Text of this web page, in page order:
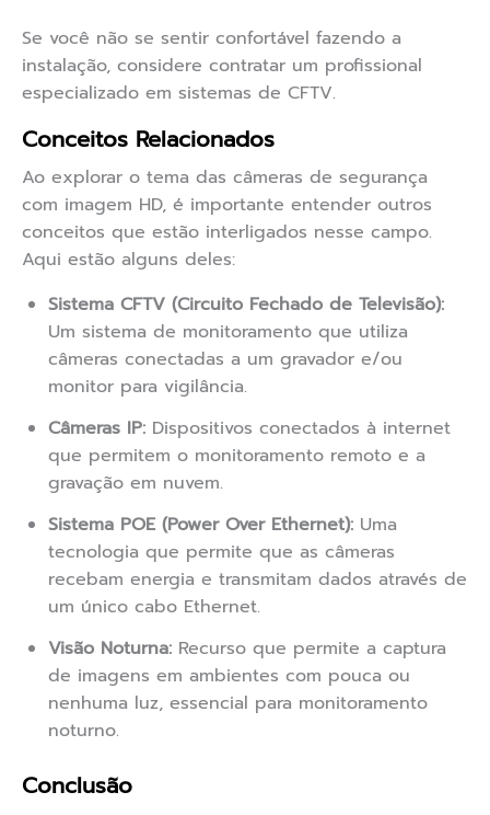
Se você não se sentir confortável fazendo a
instalação, considere contratar um profissional
especializado em sistemas de CFTV.
Conceitos Relacionados
Ao explorar o tema das câmeras de segurança
com imagem HD, é importante entender outros
conceitos que estão interligados nesse campo.
Aqui estão alguns deles:
Sistema CFTV (Circuito Fechado de Televisão):
Um sistema de monitoramento que utiliza
câmeras conectadas a um gravador e/ou
monitor para vigilância.
Câmeras IP: Dispositivos conectados à internet
que permitem o monitoramento remoto e a
gravação em nuvem.
Sistema POE (Power Over Ethernet): Uma
tecnologia que permite que as câmeras
recebam energia e transmitam dados através de
um único cabo Ethernet.
Visão Noturna: Recurso que permite a captura
de imagens em ambientes com pouca ou
nenhuma luz, essencial para monitoramento
noturno.
Conclusão